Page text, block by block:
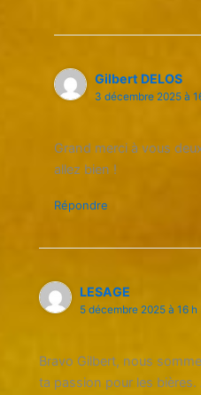
Gilbert DELOS
3 décembre 2025 à
Grand merci à vous
allez bien !
Répondre
LESAGE
5 décembre 2025 à 16 h
Bravo Gilbert, nous
ta passion pour les bières.